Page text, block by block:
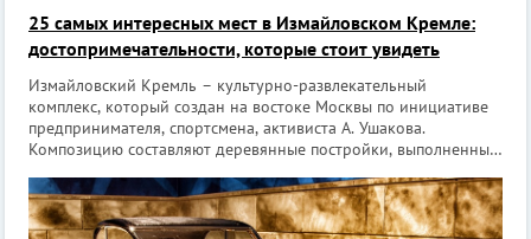
25 самых интересных мест в Измайловском Кремле:
достопримечательности, которые стоит увидеть
Измайловский Кремль – культурно-развлекательный
комплекс, который создан на востоке Москвы по инициативе
предпринимателя, спортсмена, активиста А. Ушакова.
Композицию составляют деревянные постройки, выполненные
продлились с 1998 по 2007 год.